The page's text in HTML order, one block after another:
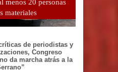
menos 20 personas
materiales
de periodistas y
Congreso
da marcha atrás a la